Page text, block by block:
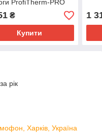
ProfiTherm-PRO
₴
Купити
1
рік
Харків, Україна